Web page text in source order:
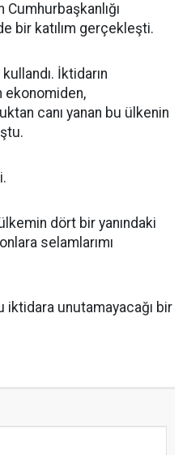
bir katılım gerçekleşti.
İktidarın
ekonomiden,
canı yanan bu ülkenin
dört bir yanındaki
selamlarımı
iktidara unutamayacağı bir